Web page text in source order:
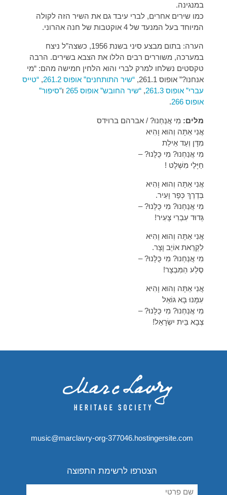
במנגינה.
כמו שירים אחרים, לברי עיבד גם את השיר הזה לקולה
המיוחד בעל המנעד של 4 אוקטבות של חנה אהרוני.
הערה: בתום מבצע סיני בשנת 1956, כשצה”ל ניצח
במערכה, משוררים רבים הללו את הצבא בשירים. הרבה
טקסטים נשלחו למרק לברי והוא הלחין חמישה מהם: “מי
אנחנו?” אופוס 261.1,
“שיר התותחנים” אופוס 261.2 , “טייס
עברי” אופוס 261.3
, “שיר החובש” אופוס 265 ו”סיפור”
אופוס 266
.
מלים: מִי אֲנַחְנוּ? / אברהם ברוידס
אֲנִי אַתָּה וְהוּא וָהִיא
מִדָּן וְעַד אֵילַת
מִי אֲנַחְנוּ? מִי כֻּלָּנוּ? –
חַיָּלֵי מִשְׁלָט !
אֲנִי אַתָּה וְהוּא וָהִיא
בְּדֶרֶךְ כְּפָר וָעִיר.
מִי אֲנַחְנוּ? מִי כֻּלָּנוּ? –
גְּדוּד עִבְרִי צָעִיר!
אֲנִי אַתָּה וְהוּא וָהִיא
לִקְרַאת אוֹיֵב וָצָר.
מִי אֲנַחְנוּ? מִי כֻּלָּנוּ? –
סֶלַע הַמִּבְצָר!
אֲנִי אַתָּה וְהוּא וָהִיא
עִמָּנוּ בָּא גּוֹאֵל
מִי אֲנַחְנוּ? מִי כֻּלָּנוּ? –
צְבָא בֵּית יִשְׂרָאֵל!
music@marclavry-org-377046.hostingersite.com
הצטרפו לרשימת התפוצה